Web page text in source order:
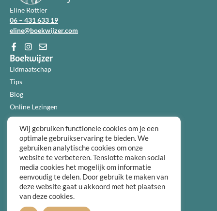
Eline Rottier
06 – 431 633 19
eline@boekwijzer.com
Boekwijzer
Lidmaatschap
Tips
Blog
Online Lezingen
Diensten
Over ons
Informatie
Algemene voorwaarden
Privacybeleid
Over ons
FAQ
Wij gebruiken functionele cookies om je een
optimale gebruikservaring te bieden. We
gebruiken analytische cookies om onze
website te verbeteren. Tenslotte maken social
media cookies het mogelijk om informatie
eenvoudig te delen. Door gebruik te maken van
deze website gaat u akkoord met het plaatsen
van deze cookies.